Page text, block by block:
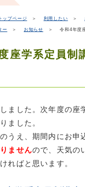
トップページ ＞ 利用したい ＞
ー ＞ お知らせ ＞ 令和4年度座
座学系定員制
ました。次年度の座
ました。
うえ、期間内にお申
ませんので、天気の
ればと思います。